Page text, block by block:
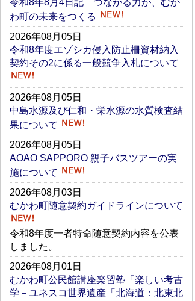
令和8年8月4日記 つながる力が、むか
わ町の未来をつくる
2026年08月05日
令和8年度エゾシカ侵入防止柵資材納入
契約その2に係る一般競争入札について
2026年08月05日
中島水源及び仁和・栄水源の水質検査結
果について
2026年08月05日
AOAO SAPPORO 親子バスツアーの実
施について
2026年08月03日
むかわ町随意契約ガイドラインについて
令和8年度一者特命随意契約内容を公表
しました。
2026年08月01日
むかわ町公民館講座楽習塾「楽しい考古
学－ユネスコ世界遺産「北海道：北東北